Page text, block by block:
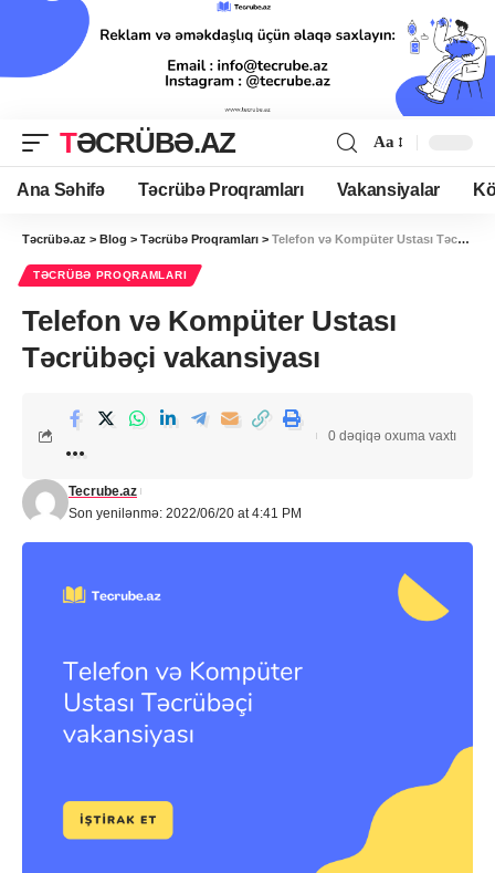
TƏCRÜBƏ.AZ Aa
Ana Səhifə Təcrübə Proqramları Vakansiyalar
Təcrübə.az > Blog > Təcrübə Proqramları > Telefon və Kompüter Ustası Təcrübəçi vakansiyası
TƏCRÜBƏ PROQRAMLARI
Telefon və Kompüter Ustası
Təcrübəçi vakansiyası
Son yenilənmə: 2022/06/20 at 4:41 PM
Tecrube.az
0 dəqiqə oxuma vaxtı